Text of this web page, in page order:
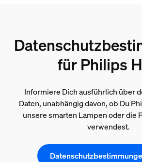
für Philips
Informiere Dich ausführlich über
Daten, unabhängig davon, ob Du
unsere smarten Lampen oder die
verwendest.